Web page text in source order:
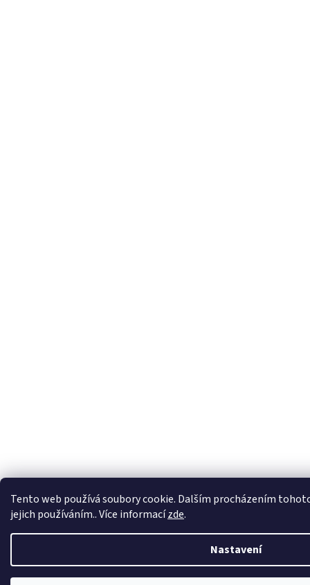
Tento web používá soubory cookie. Dalším procházením
jejich používáním.. Více informacízde.
Nastavení